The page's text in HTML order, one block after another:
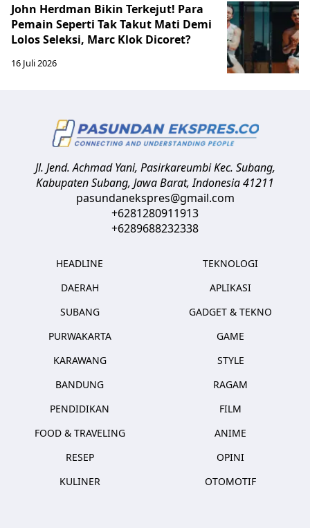
John Herdman Bikin Terkejut! Para
Pemain Seperti Tak Takut Mati Demi
Lolos Seleksi, Marc Klok Dicoret?
16 Juli 2026
Jl. Jend. Achmad Yani, Pasirkareumbi Kec. Subang,
Kabupaten Subang, Jawa Barat,Indonesia41211
pasundanekspres@gmail.com
+6281280911913
+6289688232338
HEADLINE
DAERAH
SUBANG
PURWAKARTA
KARAWANG
BANDUNG
PENDIDIKAN
FOOD & TRAVELING
RESEP
KULINER
TEKNOLOGI
APLIKASI
GADGET & TEKNO
GAME
STYLE
RAGAM
FILM
ANIME
OPINI
OTOMOTIF